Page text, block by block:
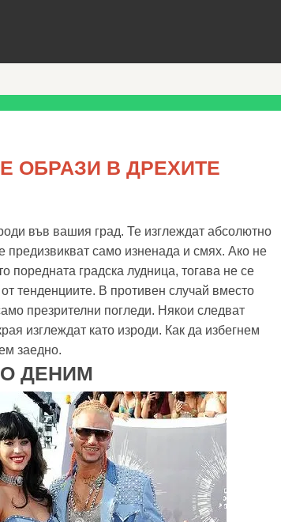
ОБРАЗИ В ДРЕХИТЕ
във вашия град. Те изглеждат абсолютно
предизвикват само изненада и смях. Ако не
поредната градска лудница, тогава не се
тенденциите. В противен случай вместо
презрителни погледи. Някои следват
изглеждат като изроди. Как да избегнем
заедно.
ДЕНИМ